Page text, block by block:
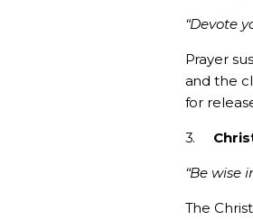
“Devote
Prayer
and the
for
3.
“Be wise
The